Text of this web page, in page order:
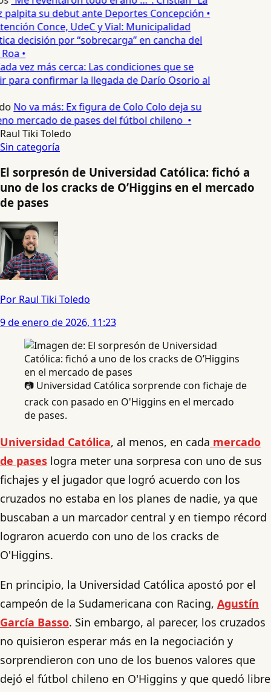
su debut ante Deportes Concepción •
Conce, UdeC y Vial: Municipalidad
decisión por “sobrecarga” en cancha del
•
vez más cerca: Las condiciones que se
para confirmar la llegada de Darío Osorio al
No va más: Ex figura de Colo Colo deja su
mercado de pases del fútbol chileno •
Raul Tiki Toledo
Sin categoría
El sorpresón de Universidad Católica: fichó a
uno de los cracks de O’Higgins en el mercado
de pases
Por Raul Tiki Toledo
9 de enero de 2026, 11:23
📷 Universidad Católica sorprende con fichaje de
crack con pasado en O'Higgins en el mercado
de pases.
Universidad Católica, al menos, en cada mercado
de pases logra meter una sorpresa con uno de sus
fichajes y el jugador que logró acuerdo con los
cruzados no estaba en los planes de nadie, ya que
buscaban a un marcador central y en tiempo récord
lograron acuerdo con uno de los cracks de
O'Higgins.
En principio, la Universidad Católica apostó por el
campeón de la Sudamericana con Racing, Agustín
García Basso. Sin embargo, al parecer, los cruzados
no quisieron esperar más en la negociación y
sorprendieron con uno de los buenos valores que
dejó el fútbol chileno en O'Higgins y que quedó libre